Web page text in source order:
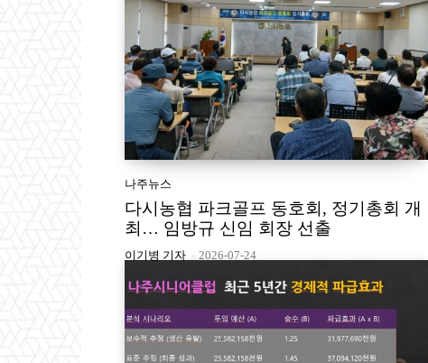
나주뉴스
다시농협 파크골프 동호회, 정기총회 개
최… 임방규 신임 회장 선출
이기병 기자 - 2026-07-24